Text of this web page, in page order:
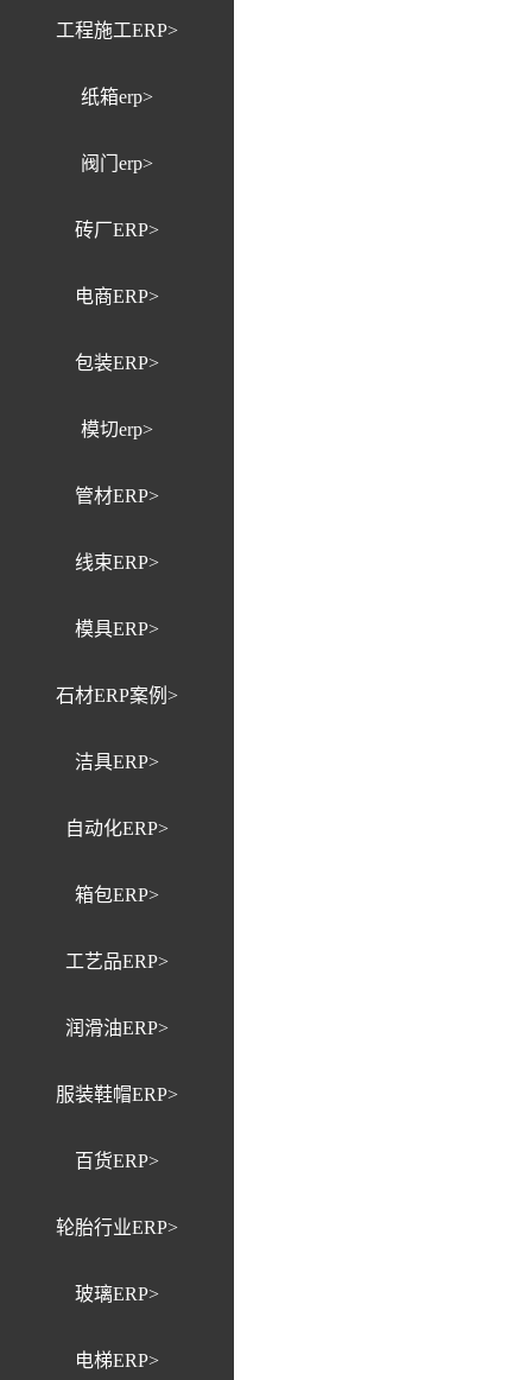
工程施工ERP>
纸箱erp>
阀门erp>
砖厂ERP>
电商ERP>
包装ERP>
模切erp>
管材ERP>
线束ERP>
模具ERP>
石材ERP案例>
洁具ERP>
自动化ERP>
箱包ERP>
工艺品ERP>
润滑油ERP>
服装鞋帽ERP>
百货ERP>
轮胎行业ERP>
玻璃ERP>
电梯ERP>